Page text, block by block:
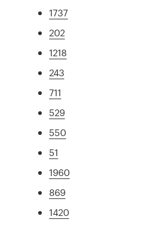
1737
202
1218
243
711
529
550
51
1960
869
1420